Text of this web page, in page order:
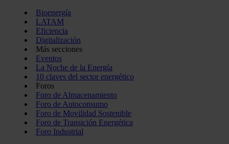
Bioenergía
LATAM
Eficiencia
Digitalización
Más secciones
Eventos
La Noche de la Energía
10 claves del sector energético
Foros
Foro de Almacenamiento
Foro de Autoconsumo
Foro de Movilidad Sostenible
Foro de Transición Energética
Foro Industrial